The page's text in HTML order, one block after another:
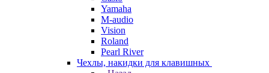
Yamaha
M-audio
Vision
Roland
Pearl River
Чехлы, накидки для клавишных